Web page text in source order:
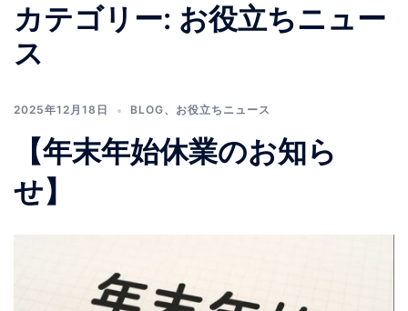
カテゴリー: お役立ちニュー
ス
2025年12月18日 BLOG、 お役立ちニュース
【年末年始休業のお知ら
せ】